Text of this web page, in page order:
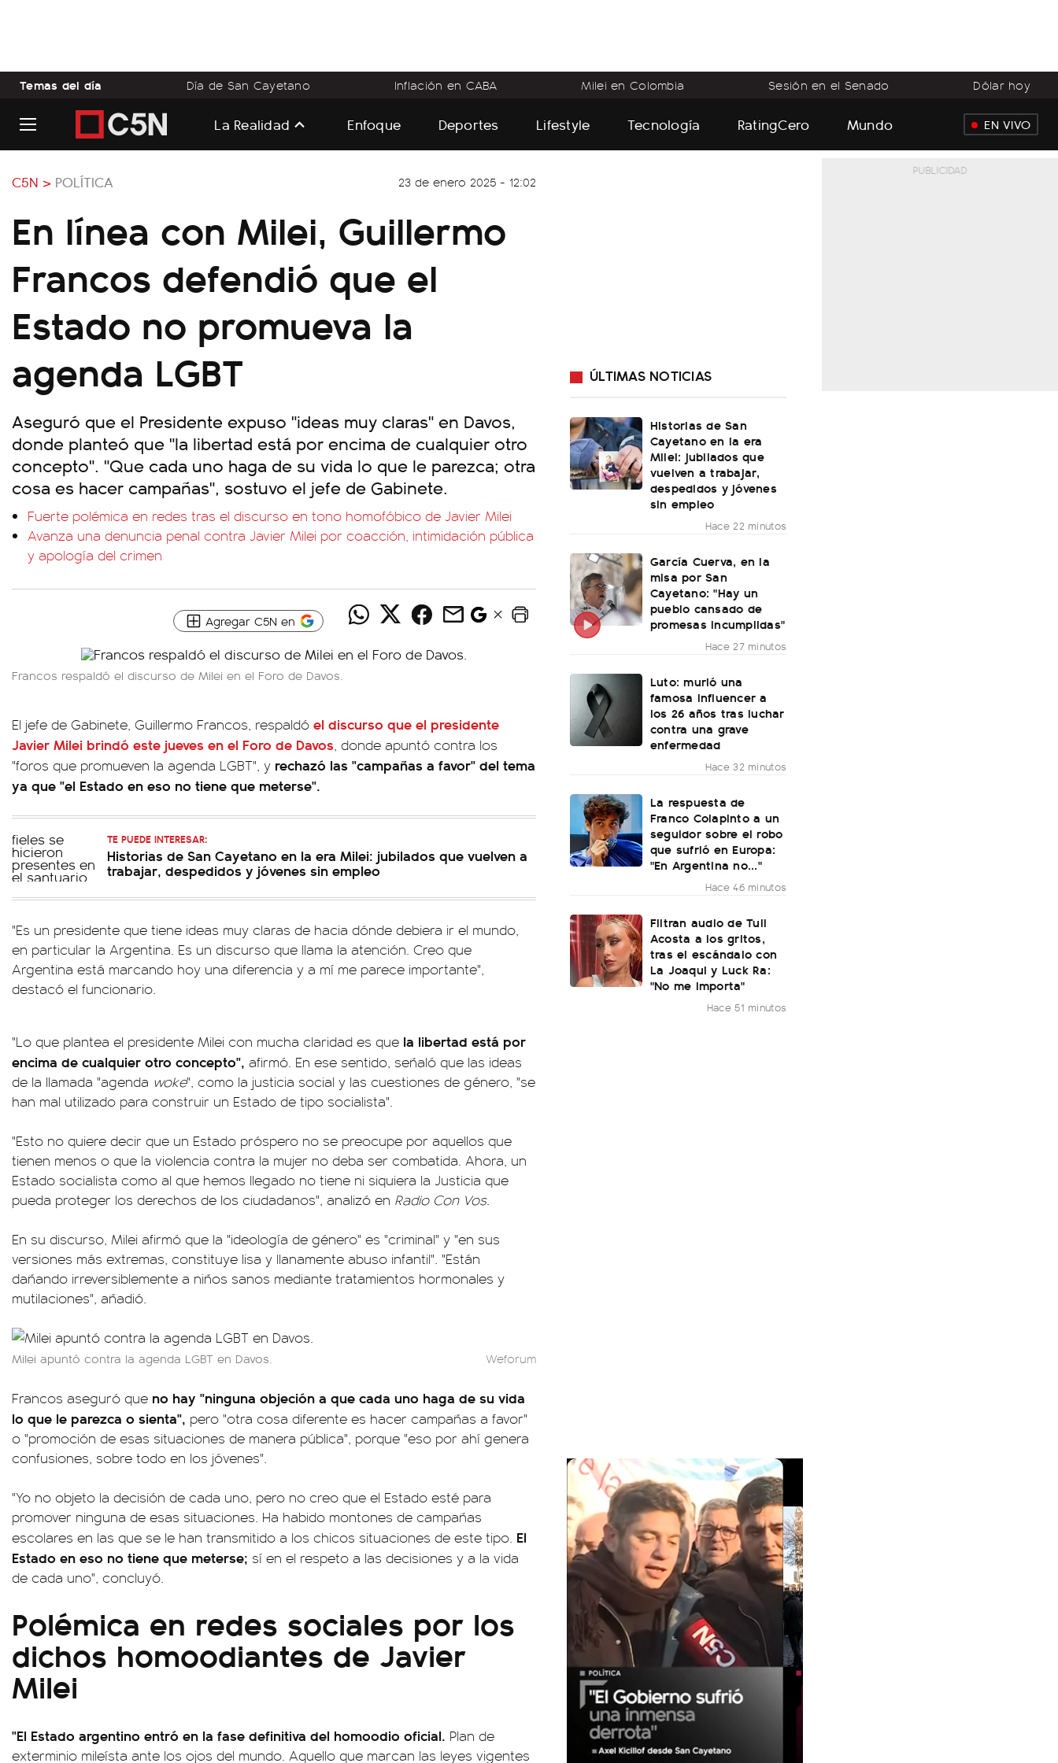
Temas del día Día de San Cayetano Inflación en CABA Milei en Colombia Sesión en el Senado Dólar hoy
La Realidad Enfoque Deportes Lifestyle Tecnología RatingCero Mundo EN VIVO
C5N > POLÍTICA 23 de enero 2025 - 12:02
En línea con Milei, Guillermo
Francos defendió que el
Estado no promueva la
agenda LGBT
Aseguró que el Presidente expuso "ideas muy claras" en Davos,
donde planteó que "la libertad está por encima de cualquier otro
concepto". "Que cada uno haga de su vida lo que le parezca; otra
cosa es hacer campañas", sostuvo el jefe de Gabinete.
Fuerte polémica en redes tras el discurso en tono homofóbico de Javier Milei
Avanza una denuncia penal contra Javier Milei por coacción, intimidación pública
y apología del crimen
Agregar C5N en
Francos respaldó el discurso de Milei en el Foro de Davos.
El jefe de Gabinete, Guillermo Francos, respaldó el discurso que el presidente
Javier Milei brindó este jueves en el Foro de Davos, donde apuntó contra los
"foros que promueven la agenda LGBT", y rechazó las "campañas a favor" del tema
ya que "el Estado en eso no tiene que meterse".
TE PUEDE INTERESAR:
Historias de San Cayetano en la era Milei: jubilados que vuelven a
trabajar, despedidos y jóvenes sin empleo
"Es un presidente que tiene ideas muy claras de hacia dónde debiera ir el mundo,
en particular la Argentina. Es un discurso que llama la atención. Creo que
Argentina está marcando hoy una diferencia y a mí me parece importante",
destacó el funcionario.
"Lo que plantea el presidente Milei con mucha claridad es que la libertad está por
encima de cualquier otro concepto", afirmó. En ese sentido, señaló que las ideas
de la llamada "agenda woke", como la justicia social y las cuestiones de género, "se
han mal utilizado para construir un Estado de tipo socialista".
"Esto no quiere decir que un Estado próspero no se preocupe por aquellos que
tienen menos o que la violencia contra la mujer no deba ser combatida. Ahora, un
Estado socialista como al que hemos llegado no tiene ni siquiera la Justicia que
pueda proteger los derechos de los ciudadanos", analizó en Radio Con Vos.
En su discurso, Milei afirmó que la "ideología de género" es "criminal" y "en sus
versiones más extremas, constituye lisa y llanamente abuso infantil". "Están
dañando irreversiblemente a niños sanos mediante tratamientos hormonales y
mutilaciones", añadió.
Milei apuntó contra la agenda LGBT en Davos. Weforum
Francos aseguró que no hay "ninguna objeción a que cada uno haga de su vida
lo que le parezca o sienta", pero "otra cosa diferente es hacer campañas a favor"
o "promoción de esas situaciones de manera pública", porque "eso por ahí genera
confusiones, sobre todo en los jóvenes".
"Yo no objeto la decisión de cada uno, pero no creo que el Estado esté para
promover ninguna de esas situaciones. Ha habido montones de campañas
escolares en las que se le han transmitido a los chicos situaciones de este tipo. El
Estado en eso no tiene que meterse; sí en el respeto a las decisiones y a la vida
de cada uno", concluyó.
Polémica en redes sociales por los
dichos homoodiantes de Javier
Milei
"El Estado argentino entró en la fase definitiva del homoodio oficial. Plan de
exterminio mileísta ante los ojos del mundo. Aquello que marcan las leyes vigentes
ÚLTIMAS NOTICIAS
Historias de San
Cayetano en la era
Milei: jubilados que
vuelven a trabajar,
despedidos y jóvenes
sin empleo
Hace 22 minutos
García Cuerva, en la
misa por San
Cayetano: "Hay un
pueblo cansado de
promesas incumplidas"
Hace 27 minutos
Luto: murió una
famosa influencer a
los 26 años tras luchar
contra una grave
enfermedad
Hace 32 minutos
La respuesta de
Franco Colapinto a un
seguidor sobre el robo
que sufrió en Europa:
"En Argentina no..."
Hace 46 minutos
Filtran audio de Tuli
Acosta a los gritos,
tras el escándalo con
La Joaqui y Luck Ra:
"No me importa"
Hace 51 minutos